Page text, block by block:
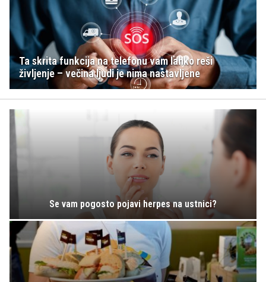
Ta skrita funkcija na telefonu vam lahko reši
življenje – večina ljudi je nima nastavljene
Se vam pogosto pojavi herpes na ustnici?